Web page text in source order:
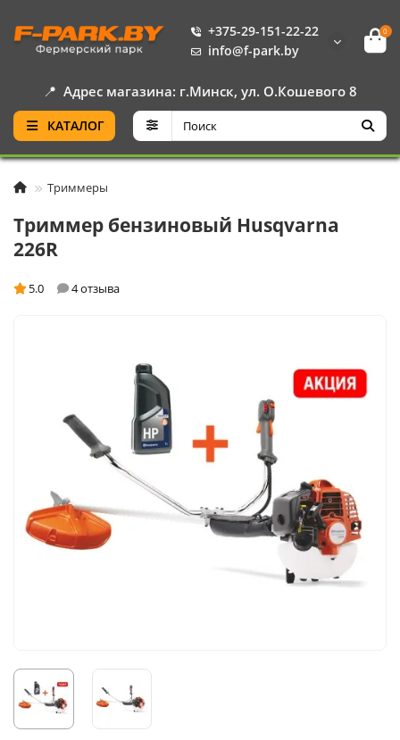
+375-29-151-22-22
info@f-park.by
0
📍 Адрес магазина: г.Минск, ул. О.Кошевого 8
КАТАЛОГ
Триммеры
Триммер бензиновый Husqvarna
226R
5.0 4 отзыва